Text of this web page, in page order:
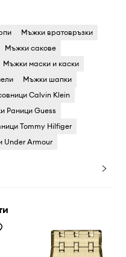
Мъжки вратовръзки
Мъжки сакове
Мъжки маски и каски
Мъжки шапки
Calvin Klein
Раници Guess
Tommy Hilfiger
Under Armour